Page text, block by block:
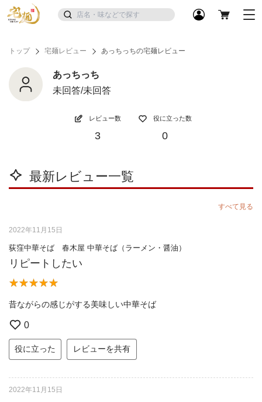
トップ 宅麺レビュー あっちっちの宅麺レビュー
あっちっち
未回答/未回答
レビュー数
3
役に立った数
0
最新レビュー一覧
すべて見る
2022年11月15日
荻窪中華そば 春木屋 中華そば（ラーメン・醤油）
リピートしたい
昔ながらの感じがする美味しい中華そば
0
役に立った レビューを共有
2022年11月15日